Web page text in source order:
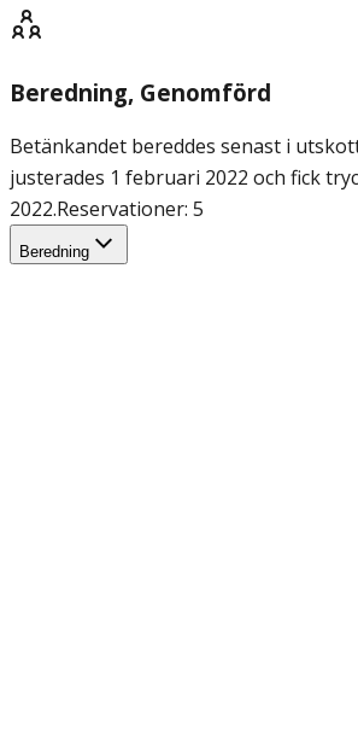
Beredning, Genomförd
Betänkandet bereddes senast i
justerades 1 februari 2022 och fick
2022.Reservationer: 5
Beredning